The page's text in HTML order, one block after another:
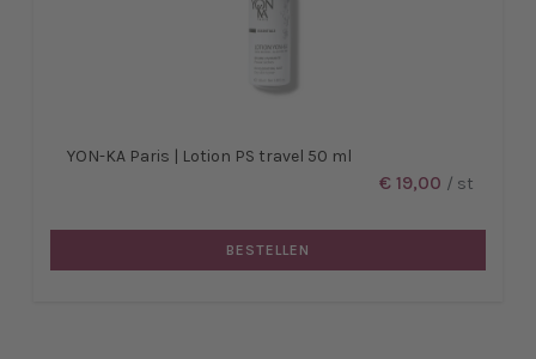
YON-KA Paris | Lotion PS travel 50 ml
€ 19,00 / st
BESTELLEN